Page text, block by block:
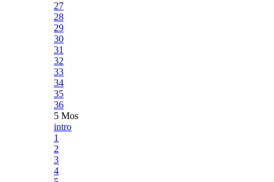
27
28
29
30
31
32
33
34
35
36
5 Mos
intro
1
2
3
4